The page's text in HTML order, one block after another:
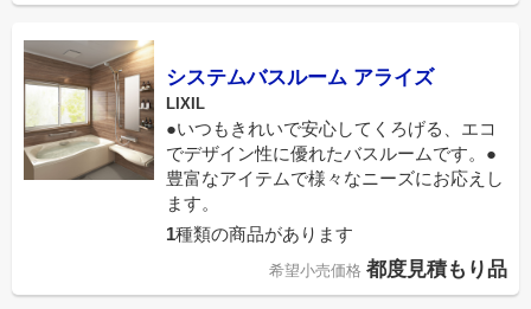
システムバスルーム アライズ
LIXIL
●いつもきれいで安心してくろげる、エコ
でデザイン性に優れたバスルームです。●
豊富なアイテムで様々なニーズにお応えし
ます。
1種類の商品があります
希望小売価格 都度見積もり品